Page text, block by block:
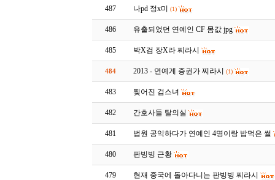
487 나pd 정x미 (1)
486 유출되었던 연예인 CF 몸값 jpg
485 박X검 장X라 찌라시
484 2013 - 연예계 증권가 찌라시 (1)
483 찢어진 검스녀
482 간호사들 탈의실
481 법원 공익하다가 연예인 4명이랑 밥먹은 썰
480 판빙빙 근황
479 현재 중국에 돌아다니는 판빙빙 찌라시